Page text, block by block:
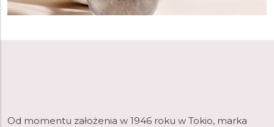
Od momentu założenia w 1946 roku w Tokio, marka